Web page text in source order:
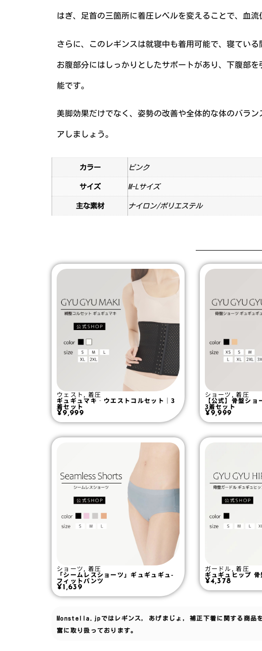
はぎ、足首の三箇所に着圧レベルを変えることで、血
さらに、このレギンスは就寝中も着用可能で、寝てい
お腹部分にはしっかりとしたサポートがあり、下腹部
能です。
美脚効果だけでなく、姿勢の改善や全体的な体のバラ
アしましょう。
カラー ピンク
サイズ M-Lサイズ
主な素材 ナイロン/ポリエステル
ウェスト,着圧
ギュギュマキ‐ウエストコルセット｜3
着セット
¥9,999
ショーツ,着圧
【公式】骨盤ショ
3着セット
¥ 9,999
ショーツ, 着圧
「シームレスショーツ」ギュギュギュ-
フィットパンツ
¥1,639
ガードル,着圧
ギュギュヒップ
¥4,378
Monstella.jpでは レギンス , あげまじょ ,補正下着に関する商品
富に取り扱っております。